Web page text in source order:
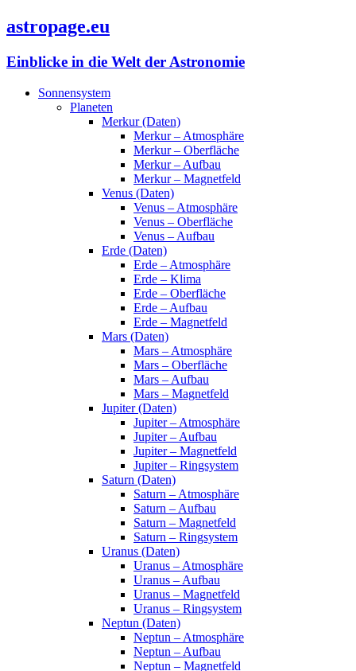
astropage.eu
Einblicke in die Welt der Astronomie
Sonnensystem
Planeten
Merkur (Daten)
Merkur – Atmosphäre
Merkur – Oberfläche
Merkur – Aufbau
Merkur – Magnetfeld
Venus (Daten)
Venus – Atmosphäre
Venus – Oberfläche
Venus – Aufbau
Erde (Daten)
Erde – Atmosphäre
Erde – Klima
Erde – Oberfläche
Erde – Aufbau
Erde – Magnetfeld
Mars (Daten)
Mars – Atmosphäre
Mars – Oberfläche
Mars – Aufbau
Mars – Magnetfeld
Jupiter (Daten)
Jupiter – Atmosphäre
Jupiter – Aufbau
Jupiter – Magnetfeld
Jupiter – Ringsystem
Saturn (Daten)
Saturn – Atmosphäre
Saturn – Aufbau
Saturn – Magnetfeld
Saturn – Ringsystem
Uranus (Daten)
Uranus – Atmosphäre
Uranus – Aufbau
Uranus – Magnetfeld
Uranus – Ringsystem
Neptun (Daten)
Neptun – Atmosphäre
Neptun – Aufbau
Neptun – Magnetfeld